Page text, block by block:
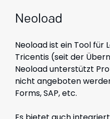
Neoload
Neoload ist ein Tool für
Tricentis (seit der
Neoload unterstützt
nicht angeboten
Forms, SAP, etc.